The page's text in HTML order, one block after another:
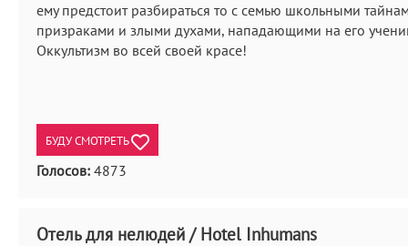
ему предстоит разбираться то с семью школьными
призраками и злыми духами, нападающими на его
Оккультизм во всей своей красе!
БУДУ СМОТРЕТЬ
Голосов: 4873
Отель для нелюдей / Hotel Inhumans